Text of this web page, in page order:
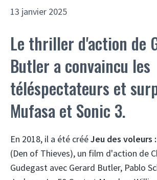
13 janvier 2025
Le thriller d'action de
Butler a convaincu les
téléspectateurs et
Mufasa et Sonic 3.
En 2018, il a été crééJeu des voleurs
(Den of Thieves), un film d'action de
Gudegast avec Gerard Butler, Pablo